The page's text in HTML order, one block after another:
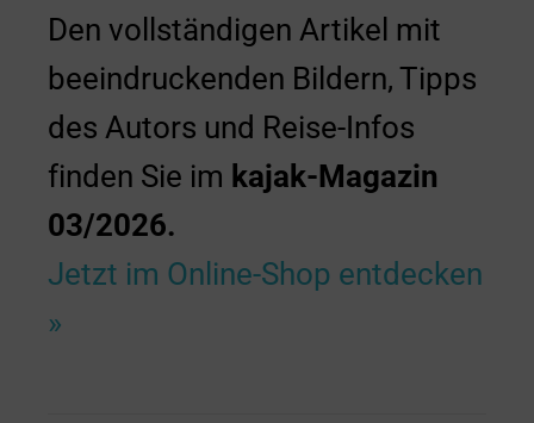
Den vollständigen Artikel mit
beeindruckenden Bildern, Tipps
des Autors und Reise-Infos
finden Sie im kajak-Magazin
03/2026.
Jetzt im Online-Shop entdecken
»